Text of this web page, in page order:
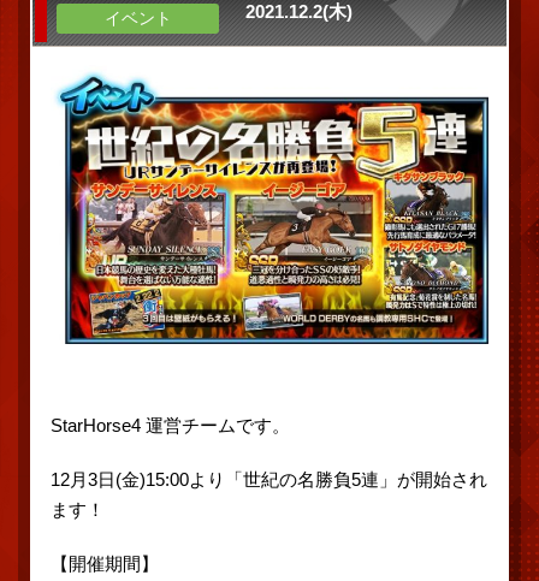
イベント 2021.12.2(木)
StarHorse4 運営チームです。
12月3日(金)15:00より「世紀の名勝負5連」が開始され
ます！
【開催期間】